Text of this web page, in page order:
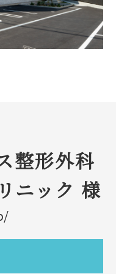
整形外科
ニック 様